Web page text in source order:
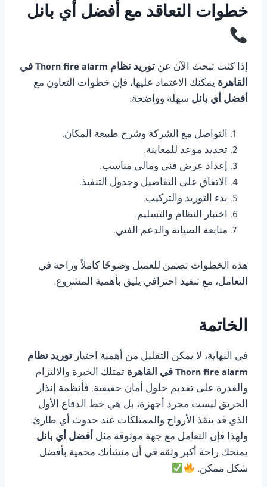
خطوات التعاقد مع أفضل أي بانل
إذا كنت تبحث الآن عن
توريد نظام Thorn fire alarm في
القاهرة يمكنك الاعتماد عليها، فإن خطوات التعاون مع
أفضل أي بانل سهلة وواضحة:
التواصل مع الشركة وشرح طبيعة المكان.
تحديد موعد للمعاينة.
إعداد عرض فني ومالي مناسب.
الاتفاق على التفاصيل وجدول التنفيذ.
بدء التوريد والتركيب.
اختبار النظام والتسليم.
متابعة الصيانة والدعم الفني.
هذه الخطوات تضمن للعميل وضوحًا كاملاً وراحة في
التعامل، مع تنفيذ احترافي يليق بأهمية المشروع.
الخاتمة
في النهاية، لا يمكن التقليل من أهمية اختيارتوريد نظام
Thorn fire alarm في القاهرة
تمتلك الخبرة والالتزام
والقدرة على تقديم حلول أمان حقيقية. فأنظمة إنذار
الحريق ليست مجرد أجهزة، بل هي خط الدفاع الأول
الذي قد ينقذ الأرواح والممتلكات عند حدوث أي طارئ.
ولهذا فإن التعامل مع جهة موثوقة مثل أفضل أي بانل
يمنحك راحة أكبر وثقة في أن منشأتك محمية بأفضل
شكل ممكن.